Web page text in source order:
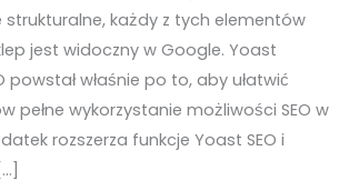
każdy z tych elementów
jest widoczny w Google. Yoast
powstał właśnie po to, aby ułatwić
pełne wykorzystanie możliwości SEO w
rozszerza funkcje Yoast SEO i